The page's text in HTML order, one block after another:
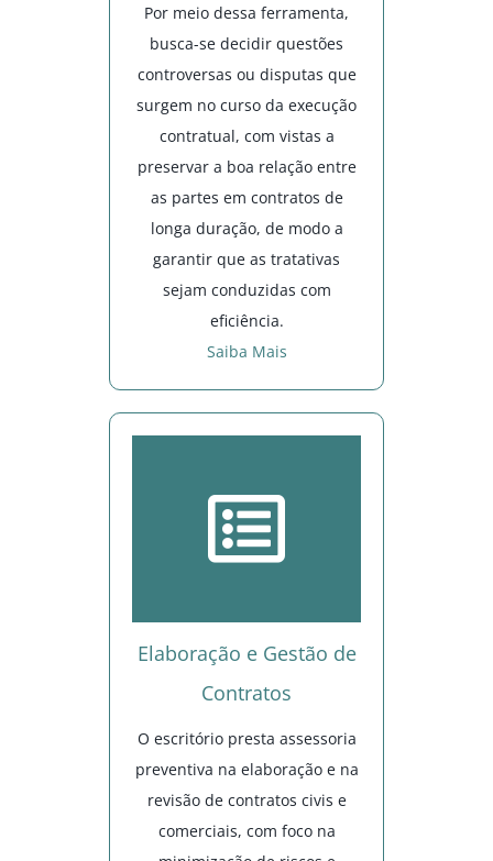
Por meio dessa ferramenta,
busca-se decidir questões
controversas ou disputas que
surgem no curso da execução
contratual, com vistas a
preservar a boa relação entre
as partes em contratos de
longa duração, de modo a
garantir que as tratativas
sejam conduzidas com
eficiência.
Saiba Mais
Elaboração e Gestão de
Contratos
O escritório presta assessoria
preventiva na elaboração e na
revisão de contratos civis e
comerciais, com foco na